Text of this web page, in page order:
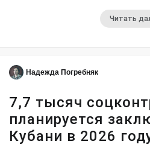
Читать
Надежда Погребняк
7,7 тысяч
планируется
Кубани в 2026